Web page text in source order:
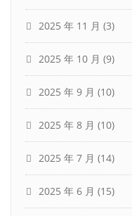
2025 年 11 月 (3)
2025 年 10 月 (9)
2025 年 9 月 (10)
2025 年 8 月 (10)
2025 年 7 月 (14)
2025 年 6 月 (15)